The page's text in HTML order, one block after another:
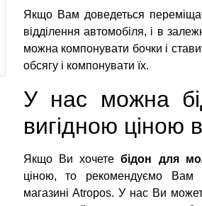
Якщо Вам доведеться
відділення автомобіля, і в
можна компонувати бочки і
обсягу і компонувати їх.
У нас можна
вигідною ціною в
Якщо Ви хочетебідон для
ціною, то рекомендуємо Вам
магазині Atropos. У нас Ви